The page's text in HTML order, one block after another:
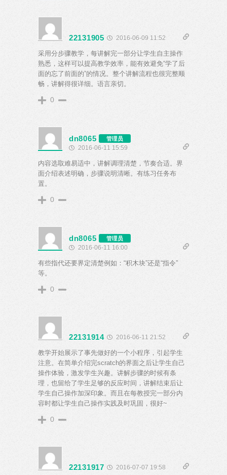
22131905 2016-06-09 11:52
采用分步骤教学，每讲解完一部分让学生自主操作
熟悉，这样可以提高教学效率，能有效避免“学了后
面的忘了前面的”的情况。整个讲解流程也很完整顺
畅，讲解得很详细。语言亲切。
0
dn8065 管理员
2016-06-11 15:59
内容选取难易适中，讲解调理清楚，节奏合适。界
面介绍表述明确，步骤说明清晰。有练习任务布
置。
0
dn8065 管理员
2016-06-11 16:00
有些指代还要界定清楚例如：“积木块”还是“指令”
等。
0
22131914 2016-06-11 21:52
教学开始展示了事先做好的一个小程序，引起学生
注意。在简单介绍完scratch的界面之后让学生自己
操作体验，激发学生兴趣。讲解步骤的时候有条
理，也留给了学生足够的反应时间，讲解结束后让
学生自己操作加深印象。而且在每教授完一部分内
容时都让学生自己操作实践及时巩固，很好~
0
22131917 2016-07-07 19:58